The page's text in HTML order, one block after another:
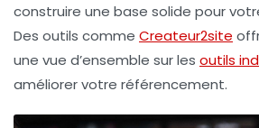
construire une base solide pour
Des outils comme Createur2site
une vue d’ensemble sur les outils
améliorer votre référencement.